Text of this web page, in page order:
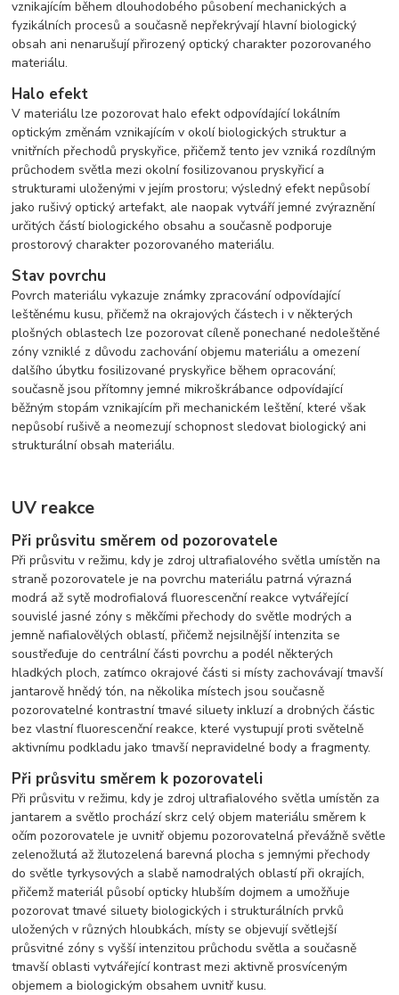
vznikajícím během dlouhodobého působení mechanických a
fyzikálních procesů a současně nepřekrývají hlavní biologický
obsah ani nenarušují přirozený optický charakter pozorovaného
materiálu.
Halo efekt
V materiálu lze pozorovat halo efekt odpovídající lokálním
optickým změnám vznikajícím v okolí biologických struktur a
vnitřních přechodů pryskyřice, přičemž tento jev vzniká rozdílným
průchodem světla mezi okolní fosilizovanou pryskyřicí a
strukturami uloženými v jejím prostoru; výsledný efekt nepůsobí
jako rušivý optický artefakt, ale naopak vytváří jemné zvýraznění
určitých částí biologického obsahu a současně podporuje
prostorový charakter pozorovaného materiálu.
Stav povrchu
Povrch materiálu vykazuje známky zpracování odpovídající
leštěnému kusu, přičemž na okrajových částech i v některých
plošných oblastech lze pozorovat cíleně ponechané nedoleštěné
zóny vzniklé z důvodu zachování objemu materiálu a omezení
dalšího úbytku fosilizované pryskyřice během opracování;
současně jsou přítomny jemné mikroškrábance odpovídající
běžným stopám vznikajícím při mechanickém leštění, které však
nepůsobí rušivě a neomezují schopnost sledovat biologický ani
strukturální obsah materiálu.
UV reakce
Při průsvitu směrem od pozorovatele
Při průsvitu v režimu, kdy je zdroj ultrafialového světla umístěn na
straně pozorovatele je na povrchu materiálu patrná výrazná
modrá až sytě modrofialová fluorescenční reakce vytvářející
souvislé jasné zóny s měkčími přechody do světle modrých a
jemně nafialovělých oblastí, přičemž nejsilnější intenzita se
soustřeďuje do centrální části povrchu a podél některých
hladkých ploch, zatímco okrajové části si místy zachovávají tmavší
jantarově hnědý tón, na několika místech jsou současně
pozorovatelné kontrastní tmavé siluety inkluzí a drobných částic
bez vlastní fluorescenční reakce, které vystupují proti světelně
aktivnímu podkladu jako tmavší nepravidelné body a fragmenty.
Při průsvitu směrem k pozorovateli
Při průsvitu v režimu, kdy je zdroj ultrafialového světla umístěn za
jantarem a světlo prochází skrz celý objem materiálu směrem k
očím pozorovatele je uvnitř objemu pozorovatelná převážně světle
zelenožlutá až žlutozelená barevná plocha s jemnými přechody
do světle tyrkysových a slabě namodralých oblastí při okrajích,
přičemž materiál působí opticky hlubším dojmem a umožňuje
pozorovat tmavé siluety biologických i strukturálních prvků
uložených v různých hloubkách, místy se objevují světlejší
průsvitné zóny s vyšší intenzitou průchodu světla a současně
tmavší oblasti vytvářející kontrast mezi aktivně prosvíceným
objemem a biologickým obsahem uvnitř kusu.